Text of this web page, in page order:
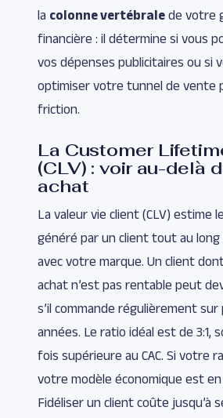
la colonne vertébrale de votre
financière : il détermine si vous
vos dépenses publicitaires ou si
optimiser votre tunnel de vente
friction.
La Customer
(CLV) : voir au-delà
achat
La valeur vie client (CLV) estime
généré par un client tout au long
avec votre marque. Un client
achat n’est pas rentable peut
s’il commande régulièrement sur
années. Le ratio idéal est de 3:1,
fois supérieure au CAC. Si votre
votre modèle économique est en
Fidéliser un client coûte jusqu’à